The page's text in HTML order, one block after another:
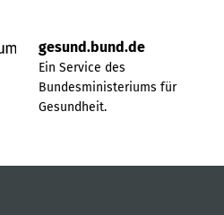
gesund.bund.de
Ein Service des
Bundesministeriums für
Gesundheit.